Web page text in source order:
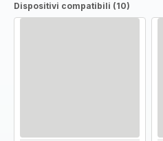
Dispositivi compatibili (10)